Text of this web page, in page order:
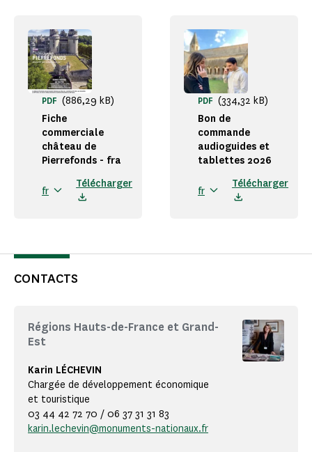
Fiche
commerciale
château de
Pierrefonds - fra
PDF (886,29 kB)
fr
Télécharger
Bon de
commande
audioguides et
tablettes 2026
PDF (334,32 kB)
fr
Télécharger
CONTACTS
Régions Hauts-de-France et Grand-
Est
Karin LÉCHEVIN
Chargée de développement économique
et touristique
03 44 42 72 70 / 06 37 31 31 83
karin.lechevin@monuments-nationaux.fr